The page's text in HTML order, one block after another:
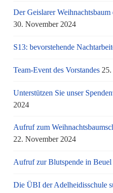
Der Geislarer
30. November 2024
S13: bevorstehende
Team-Event des Vorstandes
Unterstützen Sie unser
2024
Aufruf zum
22. November 2024
Aufruf zur Blutspende in Beuel
Die ÜBI der Adelheidisschule